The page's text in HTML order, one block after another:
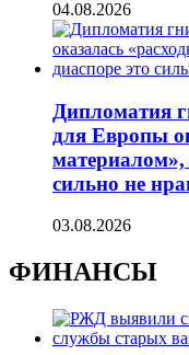
04.08.2026
Дипломатия
для Европы
материалом»,
сильно не
03.08.2026
ФИНАНСЫ